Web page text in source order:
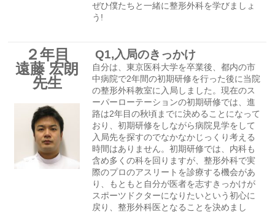
ぜひ僕たちと一緒に整形外科を学びましょ
う!
２年目
遠藤 宏朗
先生
Q1,入局のきっかけ
自分は、東京医科大学を卒業後、都内の市
中病院で2年間の初期研修を行った後に当院
の整形外科教室に入局しました。現在のス
ーパーローテーションの初期研修では、進
路は2年目の秋頃までに決めることになって
おり、初期研修をしながら病院見学をして
入局先を探すのでなかなかじっくり考える
時間はありません。初期研修では、内科も
含め多くの科を回りますが、整形外科で実
際のプロのアスリートを診療する機会があ
り、もともと自分が医者を志すきっかけが
スポーツドクターになりたいという初心に
戻り、整形外科医となることを決めまし